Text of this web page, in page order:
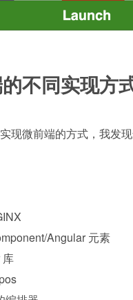
不同实现方
现微前端的方式，我发
Angular 元素